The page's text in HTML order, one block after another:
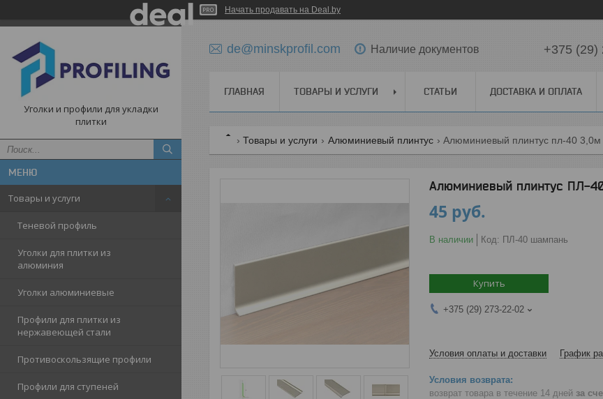
Начать продавать на Deal.by
Уголки и профили для укладки
плитки
Товары и услуги
Теневой профиль
Уголки для плитки из
алюминия
Уголки алюминиевые
Профили для плитки из
нержавеющей стали
Противоскользящие профили
Профили для ступеней
de@minskprofil.com Наличие документов +375 (29)
ГЛАВНАЯ ТОВАРЫ И УСЛУГИ СТАТЬИ ДОСТАВКА И ОПЛАТА
Товары и услуги Алюминиевый плинтус Алюминиевый плинтус пл-40
Алюминиевый плинтус ПЛ-
45 руб.
В наличии Код: ПЛ-40 шампань
Купить
+375 (29) 273-22-02
Условия оплаты и доставки График
возврат товара в течение 14 дней за